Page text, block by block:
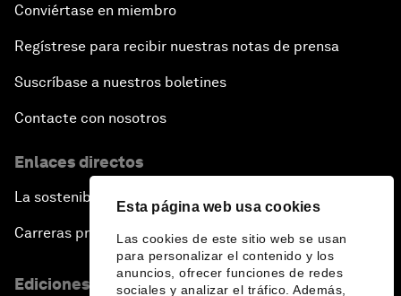
Esta página web usa cookies
Las cookies de este sitio web se usan
para personalizar el contenido y los
anuncios, ofrecer funciones de redes
sociales y analizar el tráfico. Además,
Conviértase en miembro
Regístrese para recibir nuestras notas de prensa
Suscríbase a nuestros boletines
Contacte con nosotros
Enlaces directos
La sostenibilidad en el Foro
Carreras profesionales
Ediciones en otros idiomas